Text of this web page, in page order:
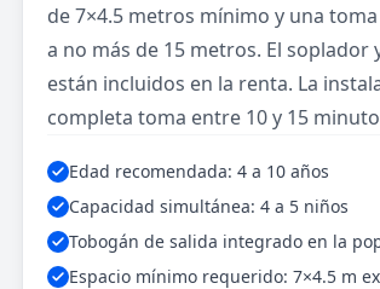
de 7×4.5 metros mínimo y una
a no más de 15 metros. El soplador
están incluidos en la renta. La
completa toma entre 10 y 15
Edad recomendada: 4 a 10 años
Capacidad simultánea: 4 a 5 niños
Tobogán de salida integrado en la
Espacio mínimo requerido: 7×4.5 m